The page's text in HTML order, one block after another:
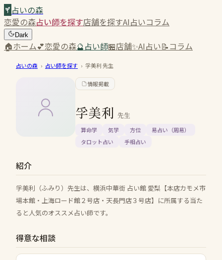
占いの森
恋愛の森占い師を探す店舗を探すAI占いコラム
Dark
🏠ホーム💕恋愛の森🔮占い師🏪店舗✨AI占い📝コラム
占いの森 › 占い師を探す › 孚美利先生
情報掲載
孚美利 先生
算命学 気学 方位
易占い（周易）
タロット占い
手相占い
紹介
孚美利（ふみり）先生は、横浜中華街 占い館 愛梨【本店カモメ市
場本館・上海ロード館２号店・天長門店３号店】に所属する当た
ると人気のオススメ占い師です。
得意な相談